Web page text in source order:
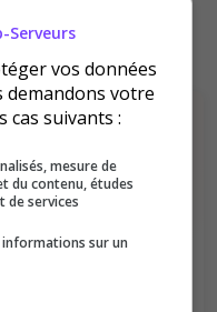
Mods
pour le
Remastered ?
ce Top !
Serveurs
vos données
demandons votre
cas suivants :
mesure de
du contenu, études
de services
sur un